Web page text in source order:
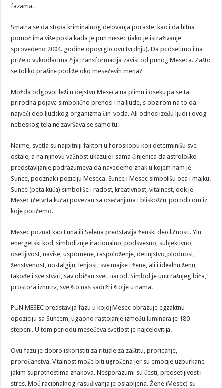
fazama.
Smatra se da stopa kriminalnog delovanja poraste, kao i da hitna
pomoć ima više posla kada je pun mesec (iako je istraživanje
sprovedeno 2004. godine opovrglo ovu tvrdnju). Da podsetimo i na
priče o vukodlacima čija transformacija zavisi od punog Meseca. Zašto
se toliko prašine podiže oko mesečevih mena?
Možda odgovor leži u dejstvu Meseca na plimu i oseku pa se ta
prirodna pojava simbolično prenosi i na ljude, s obzirom na to da
najveći deo ljudskog organizma čini voda. Ali odnos izeđu ljudi i ovog
nebeskog tela ne završava se samo tu.
Naime, svetla su najbitniji faktori u horoskopu koji determinišu sve
ostale, a na njihovu važnost ukazuje i sama činjenica da astrološko
predstavljanje podrazumeva da navedemo znak u kojem nam je
Sunce, podznak i poziciju Meseca. Sunce i Mesec simbolišu oca i majku.
Sunce (peta kuća) simboliše i radost, kreativnost, vitalnost, dok je
Mesec (četvrta kuća) povezan sa osećanjima i bliskošću, porodicom iz
koje potičemo.
Mesec poznat kao Luna ili Selena predstavlja ženski deo ličnosti. Yin
energetski kod, simbolizuje iracionalno, podsvesno, subjektivno,
osetljivost, navike, uspomene, raspoloženje, detinjstvo, plodnost,
ženstvenost, nostalgiju, lenjost, sve majke i žene, ali i idealnu ženu,
takođe i sve stvari, sav običan svet, narod. Simbol je unutrašnjeg bića,
prostora iznutra, sve što nas sadrži i što je u nama.
PUN MESEC predstavlja fazu u kojoj Mesec obrazuje egzaktnu
opoziciju sa Suncem, ugaono rastojanje između luminara je 180
stepeni. U tom periodu mesečeva svetlost je najcelovitija.
Ovu fazu je dobro iskoristiti za rituale za zaštitu, proricanje,
proročanstva. Vitalnost može biti ugrožena jer su emocije uzburkane
jakim suprotnostima znakova. Nesporazumi su česti, preosetljivost i
stres. Moć racionalnog rasuđivanja je oslabljena. Žene (Mesec) su